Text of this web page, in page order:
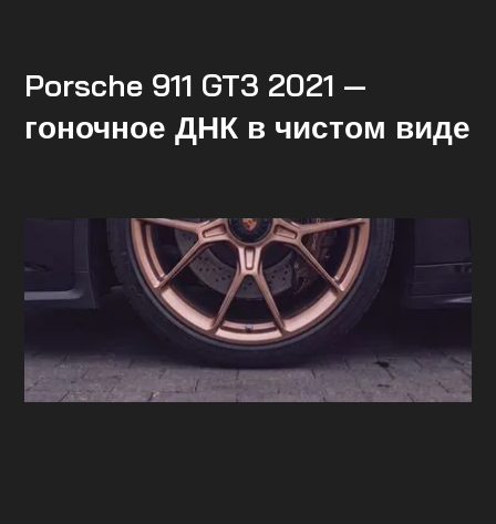
Porsche 911 GT3 2021 —
гоночное ДНК в чистом виде